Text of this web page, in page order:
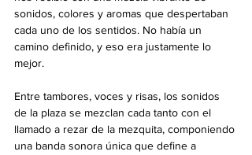
sonidos, colores y aromas que despertaban
cada uno de los sentidos. No había un
camino definido, y eso era justamente lo
mejor.
Entre tambores, voces y risas, los sonidos
de la plaza se mezclan cada tanto con el
llamado a rezar de la mezquita, componiendo
una banda sonora única que define a